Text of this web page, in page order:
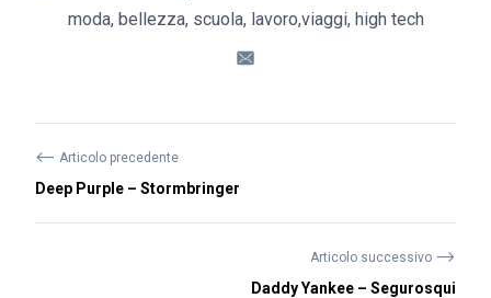
moda, bellezza, scuola, lavoro,viaggi, high tech
⟵ Articolo precedente
Deep Purple – Stormbringer
Articolo successivo ⟶
Daddy Yankee – Segurosqui